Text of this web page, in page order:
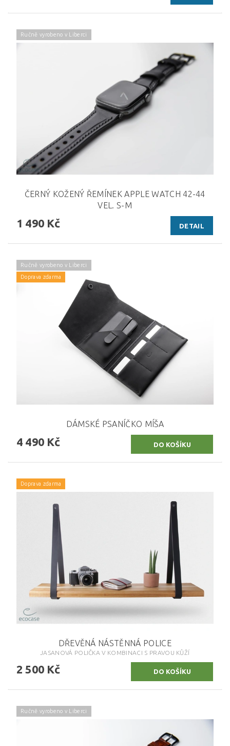
Ručně vyrobeno v Liberci
ČERNÝ KOŽENÝ ŘEMÍNEK APPLE WATCH 42-44
VEL. S-M
1 490 Kč DETAIL
Ručně vyrobeno v Liberci
Doprava zdarma
DÁMSKÉ PSANÍČKO MÍŠA
4 490 Kč
Doprava zdarma
DŘEVĚNÁ NÁSTĚNNÁ POLICE
JASANOVÁ POLIČKA V KOMBINACI S PRAVOU KŮŽÍ
2 500 Kč
Ručně vyrobeno v Liberci